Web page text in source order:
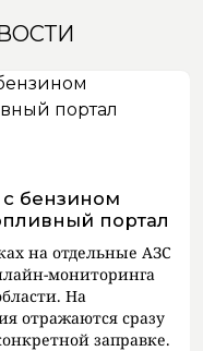
бензином
портал
на отдельные АЗС
мониторинга
На
отражаются сразу
заправке.